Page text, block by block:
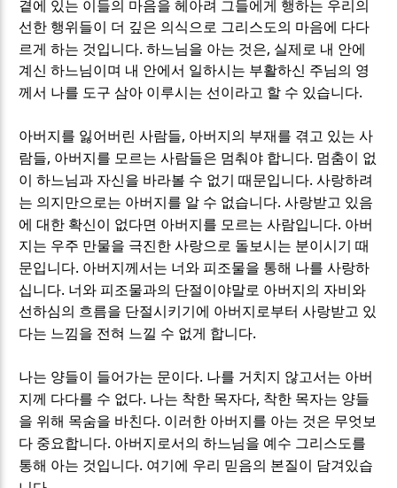
곁에 있는 이들의 마음을 헤아려 그들에게 행하는 우리의
선한 행위들이 더 깊은 의식으로 그리스도의 마음에 다다
르게 하는 것입니다.하느님을 아는 것은, 실제로 내 안에
계신 하느님이며 내 안에서 일하시는 부활하신 주님의 영
께서 나를 도구 삼아 이루시는 선이라고 할 수 있습니다.
아버지를 잃어버린 사람들, 아버지의 부재를 겪고 있는 사
람들, 아버지를 모르는 사람들은 멈춰야 합니다. 멈춤이 없
이 하느님과 자신을 바라볼 수 없기 때문입니다.사랑하려
는 의지만으로는 아버지를 알 수 없습니다.사랑받고 있음
에 대한 확신이 없다면 아버지를 모르는 사람입니다. 아버
지는 우주 만물을 극진한 사랑으로 돌보시는 분이시기 때
문입니다. 아버지께서는 너와 피조물을 통해 나를 사랑하
십니다. 너와 피조물과의 단절이야말로 아버지의 자비와
선하심의 흐름을 단절시키기에 아버지로부터 사랑받고 있
다는 느낌을 전혀 느낄 수 없게 합니다.
나는 양들이 들어가는 문이다. 나를 거치지 않고서는 아버
지께 다다를 수 없다. 나는 착한 목자다, 착한 목자는 양들
을 위해 목숨을 바친다. 이러한 아버지를 아는 것은 무엇보
다 중요합니다. 아버지로서의 하느님을 예수 그리스도를
통해 아는 것입니다. 여기에 우리 믿음의 본질이 담겨있습